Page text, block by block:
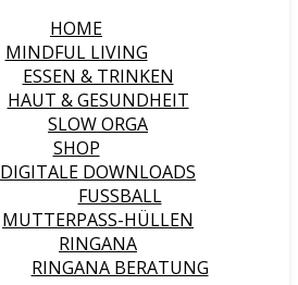
HOME
MINDFUL LIVING
ESSEN & TRINKEN
HAUT & GESUNDHEIT
SLOW ORGA
SHOP
DIGITALE DOWNLOADS
FUSSBALL
MUTTERPASS-HÜLLEN
RINGANA
RINGANA BERATUNG